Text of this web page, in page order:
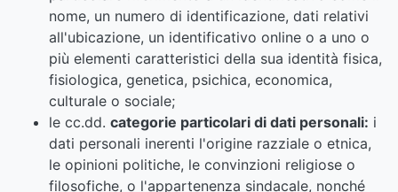
nome, un numero di identificazione, dati relativi
all'ubicazione, un identificativo online o a uno o
più elementi caratteristici della sua identità fisica,
fisiologica, genetica, psichica, economica,
culturale o sociale;
le cc.dd. categorie particolari di dati personali: i
dati personali inerenti l'origine razziale o etnica,
le opinioni politiche, le convinzioni religiose o
filosofiche, o l'appartenenza sindacale, nonché